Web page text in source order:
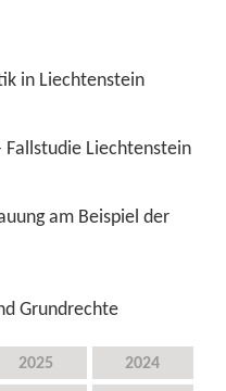
in Liechtenstein
Liechtenstein
am Beispiel der
Grundrechte
2025
2024